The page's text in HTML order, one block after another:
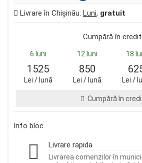
Livrare în Chișinău: Luni, gratuit
Cumpără în credit
6 luni 12 luni 18
1525
Lei / lună
850
Lei / lună Lei /
Cumpără în
Info bloc
Livrare rapida
Livrarea comenzilor în